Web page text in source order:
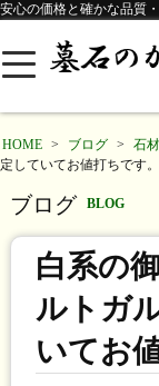
安心の価格と確かな品質
HOME > ブログ > 石材
定していてお値打ちです。
ブログ BLOG
白系の
ルトガ
いてお